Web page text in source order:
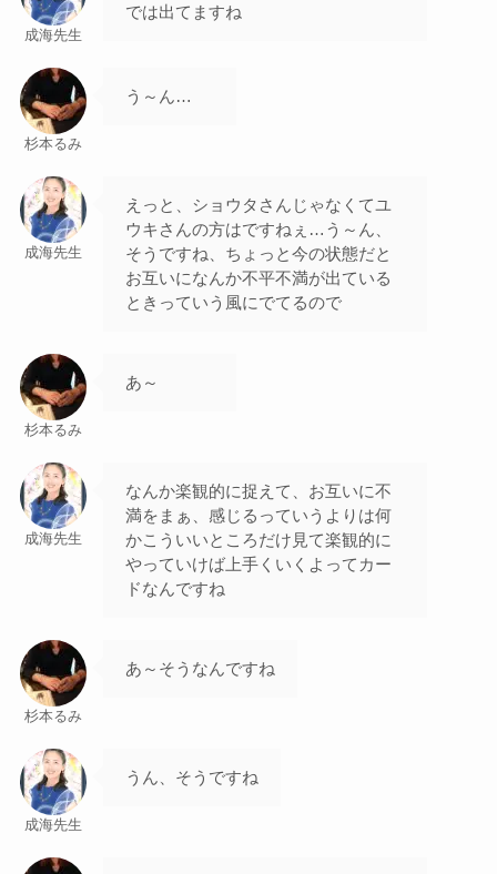
成海先生
では出てますね
杉本るみ
う～ん…
成海先生
えっと、ショウタさんじゃなくてユ
ウキさんの方はですねぇ…う～ん、
そうですね、ちょっと今の状態だと
お互いになんか不平不満が出ている
ときっていう風にでてるので
杉本るみ
あ～
成海先生
なんか楽観的に捉えて、お互いに不
満をまぁ、感じるっていうよりは何
かこういいところだけ見て楽観的に
やっていけば上手くいくよってカー
ドなんですね
杉本るみ
あ～そうなんですね
成海先生
うん、そうですね